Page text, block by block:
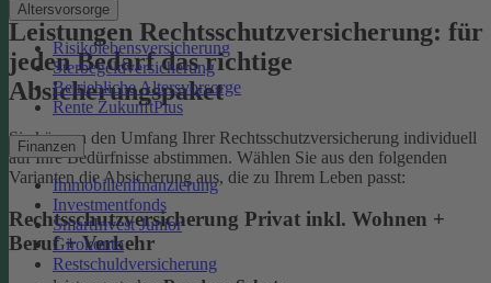
Altersvorsorge
Risikolebensversicherung
Sterbegeldversicherung
Betriebliche Altersvorsorge
Rente ZukunftPlus
Finanzen
Immobilienfinanzierung
Investmentfonds
SmartInvest Junior
Girokonto
Restschuldversicherung
Leistungen Rechtsschutzversicherung: für
jeden Bedarf das richtige
Absicherungspaket
Sie können den Umfang Ihrer Rechtsschutzversicherung individuell
auf Ihre Bedürfnisse abstimmen. Wählen Sie aus den folgenden
Varianten die Absicherung aus, die zu Ihrem Leben passt:
Rechtsschutzversicherung Privat inkl. Wohnen +
Beruf + Verkehr